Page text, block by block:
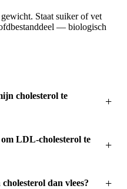
Staat suiker of vet
— biologisch
cholesterol te
LDL-cholesterol te
dan vlees?